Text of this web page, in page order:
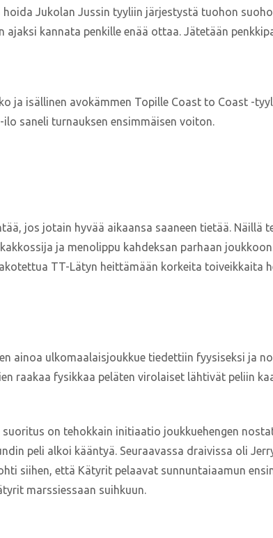
hoida Jukolan Jussin tyyliin järjestystä tuohon
ajaksi kannata penkille enää ottaa. Jätetään
ja isällinen avokämmen Topille Coast to Coast -
saneli turnauksen ensimmäisen voiton.
jos jotain hyvää aikaansa saaneen tietää. Näillä
ja menolippu kahdeksan parhaan
TT-Lätyn heittämään korkeita toiveikkaita
ainoa ulkomaalaisjoukkue tiedettiin fyysiseksi ja
raakaa fysikkaa peläten virolaiset lähtivät peliin
on tehokkain initiaatio joukkuehengen
peli alkoi kääntyä. Seuraavassa draivissa oli
siihen, että Kätyrit pelaavat sunnuntaiaamun
marssiessaan suihkuun.